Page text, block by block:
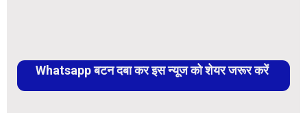
Whatsapp बटन दबा कर इस न्यूज को शेयर जरूर करें